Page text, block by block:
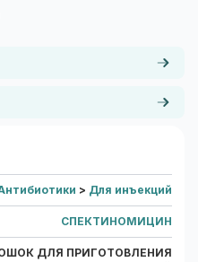
> Для инъекций
СПЕКТИНОМИЦИН
ДЛЯ ПРИГОТОВЛЕНИЯ